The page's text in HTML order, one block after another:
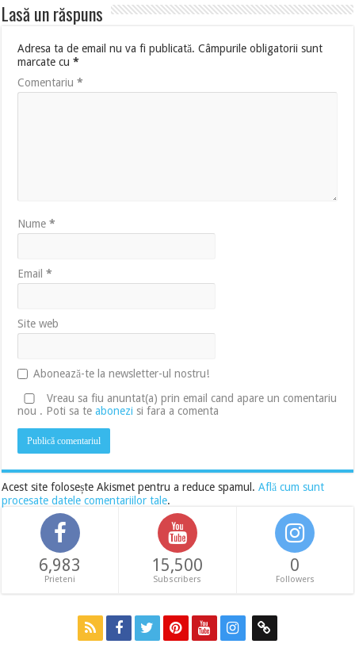
Lasă un răspuns
Adresa ta de email nu va fi publicată. Câmpurile obligatorii sunt
marcate cu*
Comentariu*
Nume*
Email*
Site web
Abonează-te la newsletter-ul nostru!
Vreau sa fiu anuntat(a) prin email cand apare un comentariu
nou . Poti sa teabonezi si fara a comenta
Acest site folosește Akismet pentru a reduce spamul.Află cum sunt
procesate datele comentariilor tale.
6,983
Prieteni
15,500
Subscribers
0
Followers